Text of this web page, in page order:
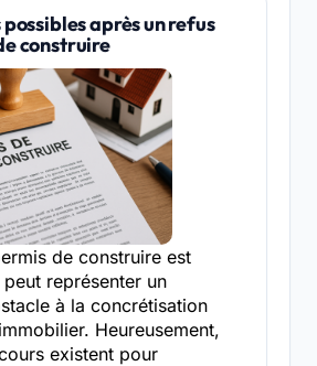
possibles après un refus
construire
de construire est
représenter un
à la concrétisation
Heureusement,
existent pour